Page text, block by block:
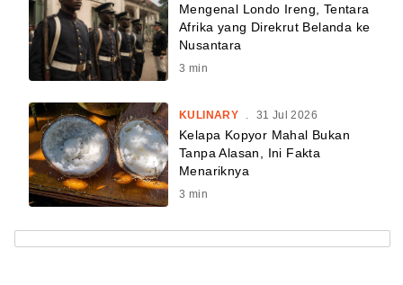
Mengenal Londo Ireng, Tentara
Afrika yang Direkrut Belanda ke
Nusantara
3 min
KULINARY 31 Jul 2026
Kelapa Kopyor Mahal Bukan
Tanpa Alasan, Ini Fakta
Menariknya
3 min